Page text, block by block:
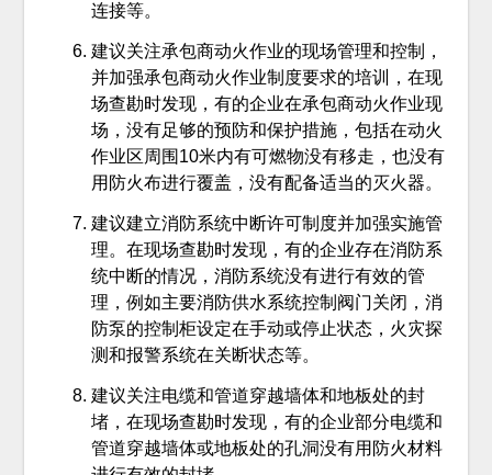
连接等。
建议关注承包商动火作业的现场管理和控制，
并加强承包商动火作业制度要求的培训，在现
场查勘时发现，有的企业在承包商动火作业现
场，没有足够的预防和保护措施，包括在动火
作业区周围10米内有可燃物没有移走，也没有
用防火布进行覆盖，没有配备适当的灭火器。
建议建立消防系统中断许可制度并加强实施管
理。在现场查勘时发现，有的企业存在消防系
统中断的情况，消防系统没有进行有效的管
理，例如主要消防供水系统控制阀门关闭，消
防泵的控制柜设定在手动或停止状态，火灾探
测和报警系统在关断状态等。
建议关注电缆和管道穿越墙体和地板处的封
堵，在现场查勘时发现，有的企业部分电缆和
管道穿越墙体或地板处的孔洞没有用防火材料